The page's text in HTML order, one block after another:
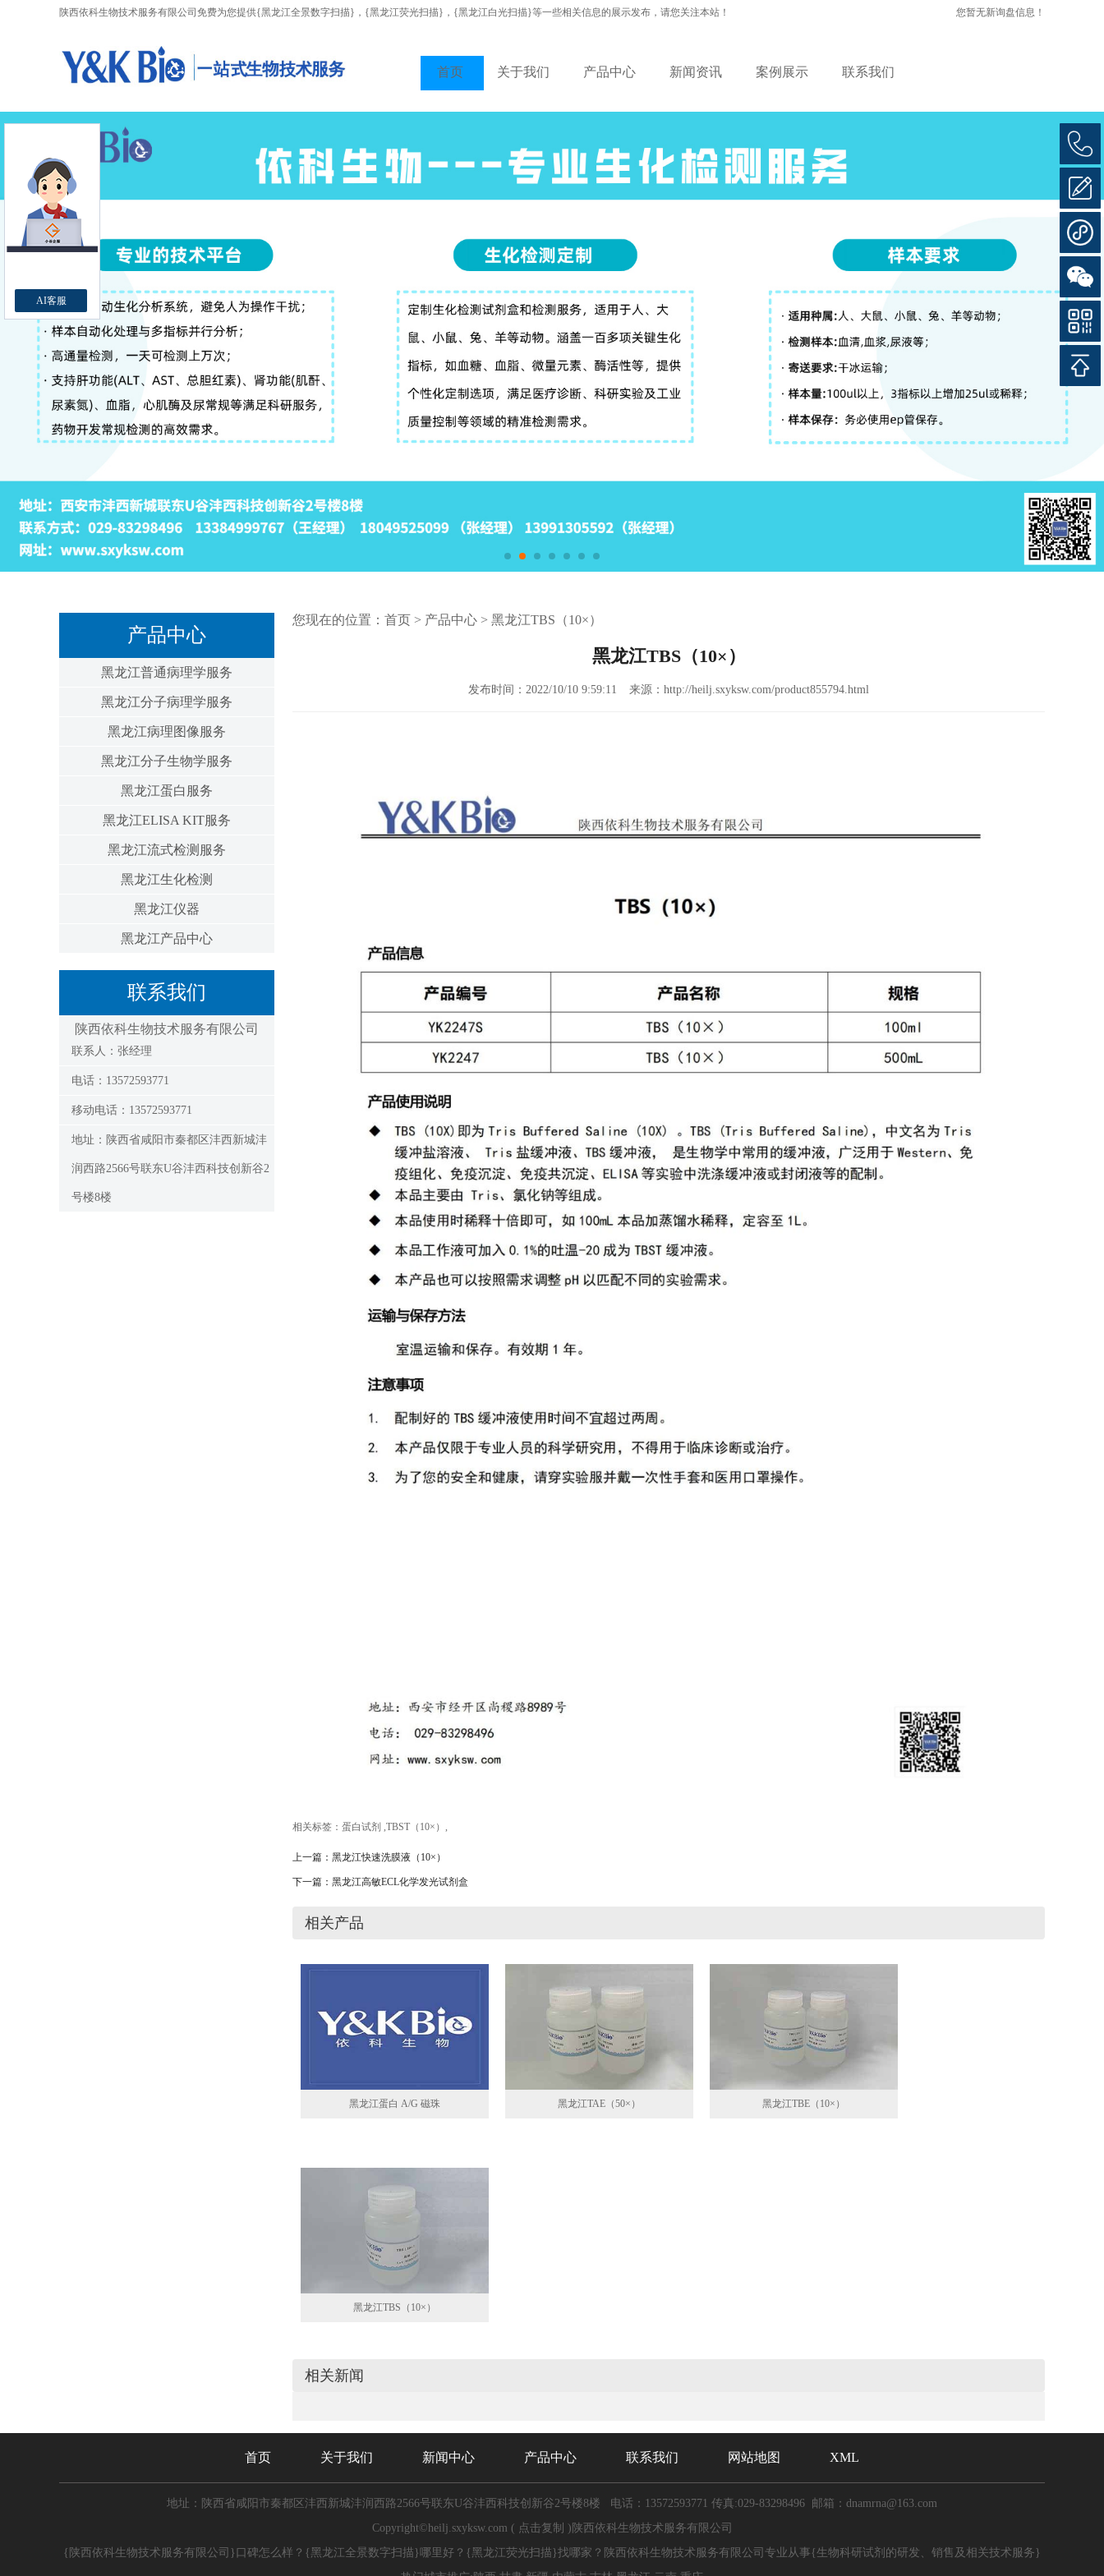
陕西依科生物技术服务有限公司免费为您提供{黑龙江全景数字扫描} ，{黑龙江荧光扫描}，{黑龙江白光扫描}等一些相关信息的展示发布，请您关注本站！ 您暂无新询盘信息！
首页 关于我们 产品中心 新闻资讯 案例展示 联系我们
产品中心
黑龙江普通病理学服务
黑龙江分子病理学服务
黑龙江病理图像服务
黑龙江分子生物学服务
黑龙江蛋白服务
黑龙江ELISA KIT服务
黑龙江流式检测服务
黑龙江生化检测
黑龙江仪器
黑龙江产品中心
联系我们
陕西依科生物技术服务有限公司
联系人：张经理
电话：13572593771
移动电话：13572593771
地址：陕西省咸阳市秦都区沣西新城沣
润西路2566号联东U谷沣西科技创新谷2
号楼8楼
您现在的位置： 首页 > 产品中心 > 黑龙江TBS（10×）
黑龙江TBS（10×）
发布时间：2022/10/10 9:59:11 来源：http://heilj.sxyksw.com/product855794.html
相关标签： 蛋白试剂 ,TBST（10×） ,
上一篇： 黑龙江快速洗膜液（10×）
下一篇： 黑龙江高敏ECL化学发光试剂盒
相关产品
黑龙江蛋白 A/G 磁珠 黑龙江TAE（50×） 黑龙江TBE（10×）
黑龙江TBS（10×）
相关新闻
首页 关于我们 新闻中心 产品中心 联系我们 网站地图 XML
地址：陕西省咸阳市秦都区沣西新城沣润西路2566号联东U谷沣西科技创新谷2号楼8楼 电话：13572593771 传真:029-83298496 邮箱：dnamrna@163.com
Copyright©heilj.sxyksw.com ( 点击复制 )陕西依科生物技术服务有限公司
{陕西依科生物技术服务有限公司}口碑怎么样？{黑龙江全景数字扫描}哪里好？{黑龙江荧光扫描}找哪家？陕西依科生物技术服务有限公司专业从事{生物科研试剂的研发、销售及相关技术服务}
AI客服